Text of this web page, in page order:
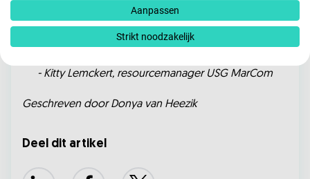
zien dat onze club vrijwilligers nieuwe energie en
een positieve vibe brengt bij deze prachtige
bewoners van de zorginstelling.”
- Kitty Lemckert, resourcemanager USG MarCom
Geschreven door Donya van Heezik
Deel dit artikel
Aanpassen
Strikt noodzakelijk